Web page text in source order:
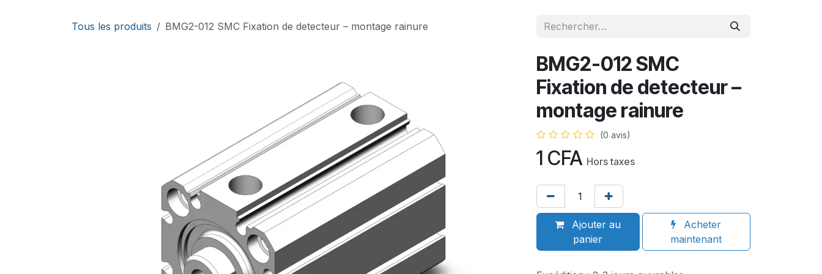
Tous les produits
BMG2-012 SMC Fixation de detecteur – montage rainure
BMG2-012 SMC
Fixation de detecteur –
montage rainure
(0 avis)
1 CFA Hors taxes
Ajouter au
panier
Acheter
maintenant